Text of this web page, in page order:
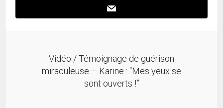
Vidéo / Témoignage de guérison
miraculeuse – Karine : “Mes yeux se
sont ouverts !”